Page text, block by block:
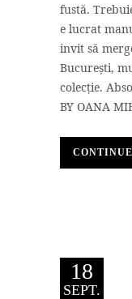
fustă.
e lucrat
invit să
București,
colecție.
BY OANA
18
SEPT.